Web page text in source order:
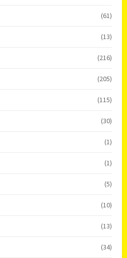
(61)
(13)
(216)
(205)
(115)
(30)
(1)
(1)
(5)
(10)
(13)
(34)